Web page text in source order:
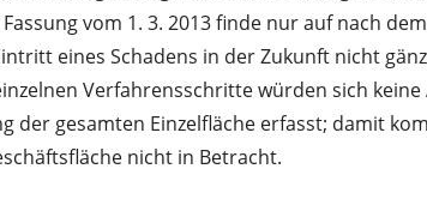
vom 1. 3. 2013 finde nur auf nach
eines Schadens in der Zukunft nicht
Verfahrensschritte würden sich
gesamten Einzelfläche erfasst; damit
nicht in Betracht.